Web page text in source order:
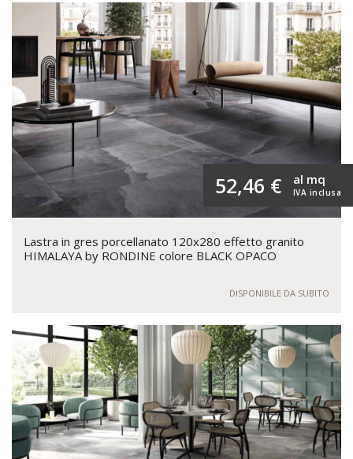
52,46 € IVA inclusa
al mq
Lastra in gres porcellanato 120x280 effetto granito
HIMALAYA by RONDINE colore BLACK OPACO
DISPONIBILE DA SUBITO